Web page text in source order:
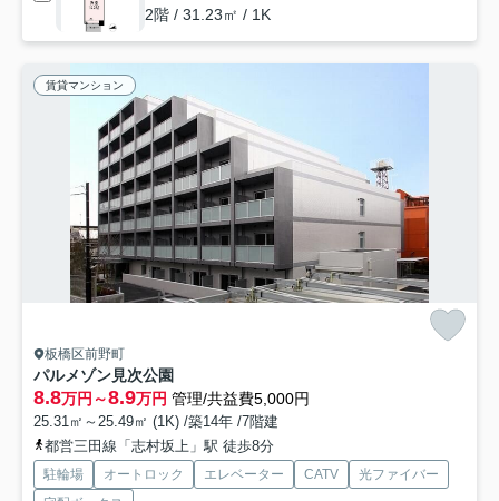
2階 / 31.23㎡ / 1K
賃貸マンション
板橋区前野町
パルメゾン見次公園
8.8万円～8.9万円 管理/共益費5,000円
25.31㎡～25.49㎡ (1K) /築14年 /7階建
都営三田線「志村坂上」駅 徒歩8分
駐輪場 オートロック エレベーター CATV
光ファイバー